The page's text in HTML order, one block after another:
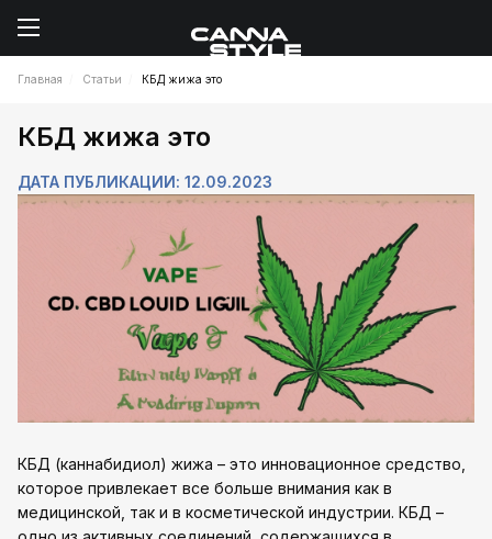
Главная Статьи КБД жижа это
КБД жижа это
ДАТА ПУБЛИКАЦИИ: 12.09.2023
КБД (каннабидиол) жижа – это инновационное средство,
которое привлекает все больше внимания как в
медицинской, так и в косметической индустрии. КБД –